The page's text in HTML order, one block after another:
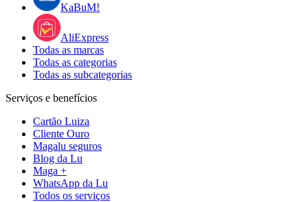
KaBuM!
AliExpress
Todas as marcas
Todas as categorias
Todas as subcategorias
Serviços e benefícios
Cartão Luiza
Cliente Ouro
Magalu seguros
Blog da Lu
Maga +
WhatsApp da Lu
Todos os serviços